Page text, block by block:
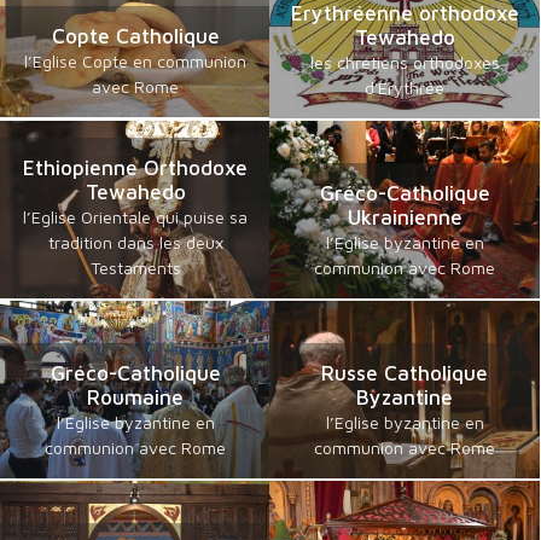
Copte Catholique
l’Eglise Copte en communion
avec Rome
Erythréenne orthodoxe
Tewahedo
les chrétiens orthodoxes
d'Erythrée
Ethiopienne Orthodoxe
Tewahedo
l’Eglise Orientale qui puise sa
tradition dans les deux
Testaments
Gréco-Catholique
Ukrainienne
l’Eglise byzantine en
communion avec Rome
Gréco-Catholique
Roumaine
l’Eglise byzantine en
communion avec Rome
Russe Catholique
Byzantine
l’Eglise byzantine en
communion avec Rome